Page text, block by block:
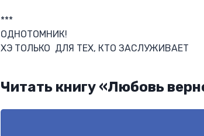
***
ОДНОТОМНИК!
ХЭ ТОЛЬКО ДЛЯ ТЕХ, КТО ЗАСЛУЖИВАЕТ
Читать книгу «Любовь